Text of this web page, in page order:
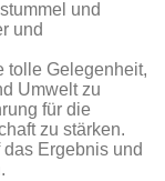
und
und
tolle Gelegenheit,
Umwelt zu
für die
zu stärken.
Ergebnis und